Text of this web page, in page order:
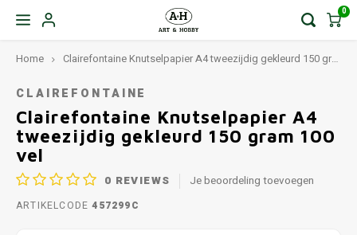
0
Home Clairefontaine Knutselpapier A4 tweezijdig gekleurd 150 gram 100 vel
CLAIREFONTAINE
Clairefontaine Knutselpapier A4
tweezijdig gekleurd 150 gram 100
vel
0 REVIEWS Je beoordeling toevoegen
ARTIKELCODE 457299C